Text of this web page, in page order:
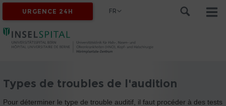
URGENCE 24H FR
Types de troubles de l'audition
Pour déterminer le type de trouble auditif, il faut procéder à des tests